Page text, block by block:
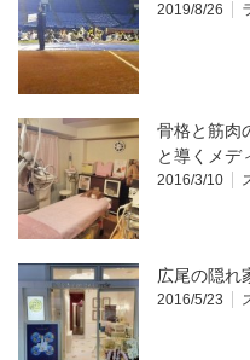
2019/8/26
骨格と筋肉
と導くメデ
2016/3/10
広尾の隠れ
2016/5/23